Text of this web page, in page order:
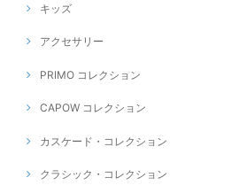
キッズ
アクセサリー
PRIMO コレクション
CAPOW コレクション
カスケード・コレクション
クラシック・コレクション